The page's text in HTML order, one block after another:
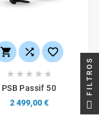
  
    
PSB Passif 50
2 499,00 €
FILTROS